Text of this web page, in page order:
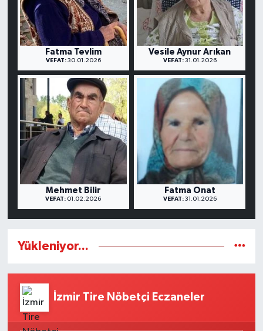
Fatma Tevlim
VEFAT:30.01.2026
Vesile Aynur Arıkan
VEFAT:31.01.2026
Mehmet Bilir
VEFAT: 01.02.2026
Fatma Onat
VEFAT:31.01.2026
Yükleniyor...
İzmir Tire Nöbetçi Eczaneler